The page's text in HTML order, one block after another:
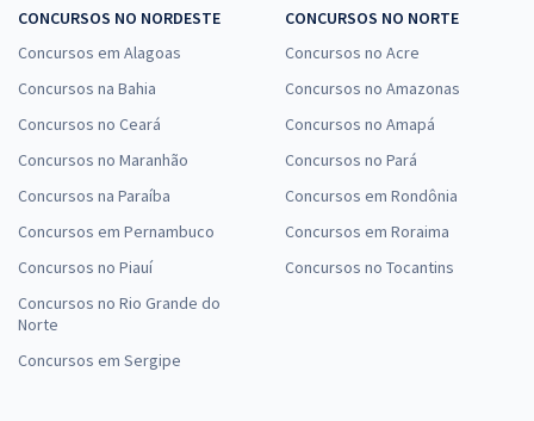
CONCURSOS NO NORDESTE
Concursos em Alagoas
Concursos na Bahia
Concursos no Ceará
Concursos no Maranhão
Concursos na Paraíba
Concursos em Pernambuco
Concursos no Piauí
Concursos no Rio Grande do
Norte
Concursos em Sergipe
CONCURSOS NO NORTE
Concursos no Acre
Concursos no Amazonas
Concursos no Amapá
Concursos no Pará
Concursos em Rondônia
Concursos em Roraima
Concursos no Tocantins